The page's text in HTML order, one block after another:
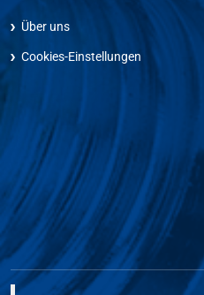
Über uns
Cookies-Einstellungen